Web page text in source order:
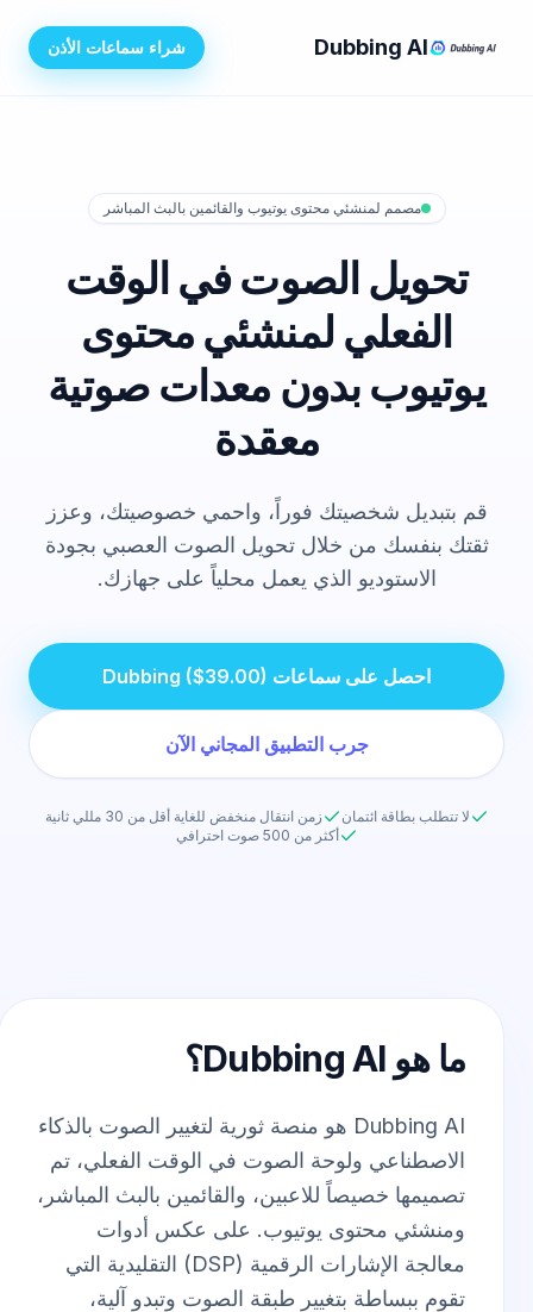
Dubbing AI شراء سماعات الأذن
مصمم لمنشئي محتوى يوتيوب والقائمين بالبث المباشر
تحويل الصوت في الوقت
الفعلي لمنشئي محتوى
يوتيوب بدون معدات صوتية
معقدة
قم بتبديل شخصيتك فوراً، واحمي خصوصيتك، وعزز
ثقتك بنفسك من خلال تحويل الصوت العصبي بجودة
الاستوديو الذي يعمل محلياً على جهازك.
احصل على سماعات Dubbing ($39.00)
جرب التطبيق المجاني الآن
لا تتطلب بطاقة ائتمان
زمن انتقال منخفض للغاية أقل من 30 مللي ثانية
أكثر من 500 صوت احترافي
ما هو Dubbing AI؟
Dubbing AI هو منصة ثورية لتغيير الصوت بالذكاء
الاصطناعي ولوحة الصوت في الوقت الفعلي، تم
تصميمها خصيصاً للاعبين، والقائمين بالبث المباشر،
ومنشئي محتوى يوتيوب. على عكس أدوات
معالجة الإشارات الرقمية (DSP) التقليدية التي
تقوم ببساطة بتغيير طبقة الصوت وتبدو آلية،